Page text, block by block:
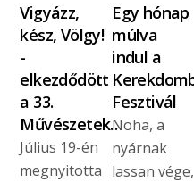
Vigyázz,
kész, Völgy!
-
elkezdődött
a 33.
Művészetek…
Július 19-én
megnyitotta
Egy hónap
múlva
indul a
Fesztivál
Noha, a
nyárnak
lassan vége,